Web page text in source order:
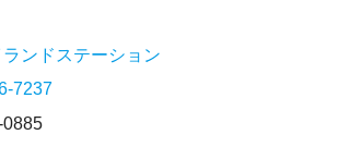
ンドステーション
7237